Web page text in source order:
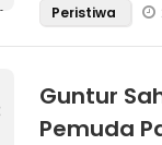
Peristiwa
Guntur
Pemuda